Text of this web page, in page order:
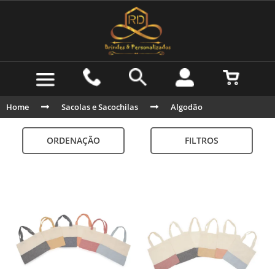
Home Sacolas e Sacochilas Algodão
ORDENAÇÃO FILTROS